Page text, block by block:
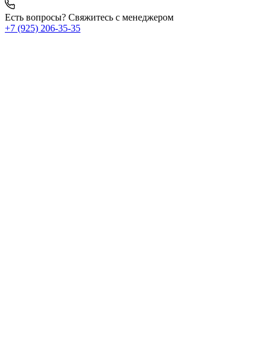
Есть вопросы? Свяжитесь с менеджером
+7 (925) 206‑35‑35